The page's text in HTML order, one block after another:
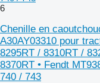
6
Chenille en
A30AY03310 pour
8295RT / 8310RT /
8370RT • Fendt
740 / 743